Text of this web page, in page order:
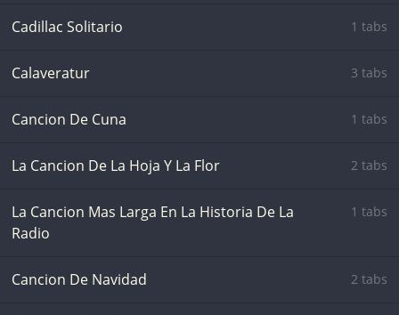
Cadillac Solitario 1 tabs
Calaveratur 3 tabs
Cancion De Cuna 1 tabs
La Cancion De La Hoja Y La Flor 2 tabs
La Cancion Mas Larga En La Historia De La
Radio
1 tabs
Cancion De Navidad 2 tabs